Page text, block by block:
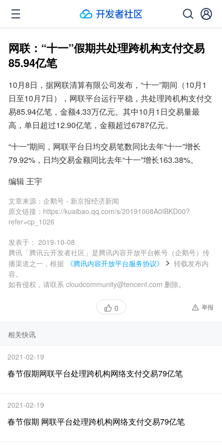
网联：“十一”假期共处理跨机构支付交易
85.94亿笔
10月8日，据网联清算有限公司发布，“十一”期间（10月1
日至10月7日），网联平台运行平稳，共处理跨机构支付交
易85.94亿笔，金额4.33万亿元。其中10月1日交易量最
高，单日超过12.90亿笔，金额超过6787亿元。
“十一”期间，网联平台日均交易笔数同比去年“十一”增长
79.92%，日均交易金额同比去年“十一”增长163.38%。
编辑 王宇
文章来源： 企鹅号 - 新京报经济新闻
原文链接： https://kuaibao.qq.com/s/20191008A0IBKD00?
refer=cp_1026
发表于： 2019-10-08
腾讯「腾讯云开发者社区」是腾讯内容开放平台帐号（企鹅号）传
播渠道之一，根据
《腾讯内容开放平台服务协议》
转载发布内
容。
如有侵权，请联系 cloudcommunity@tencent.com 删除。
0 举报
相关快讯
2021-02-19
春节假期网联平台处理跨机构网络支付交易79亿笔
2021-02-19
春节假期 网联平台处理跨机构网络支付交易79亿笔